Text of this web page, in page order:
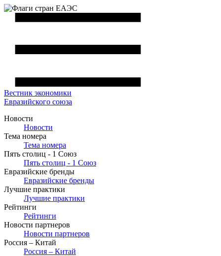
Вестник экономики
Евразийского союза
Новости
Новости
Тема номера
Тема номера
Пять столиц - 1 Союз
Пять столиц - 1 Союз
Евразийские бренды
Евразийские бренды
Лучшие практики
Лучшие практики
Рейтинги
Рейтинги
Новости партнеров
Новости партнеров
Россия – Китай
Россия – Китай